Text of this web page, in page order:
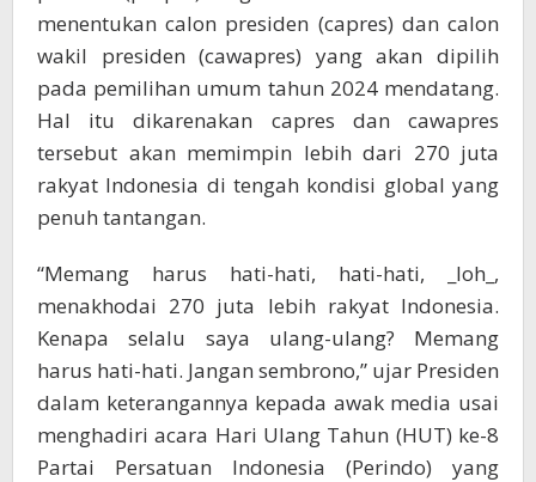
menentukan calon presiden (capres) dan calon
wakil presiden (cawapres) yang akan dipilih
pada pemilihan umum tahun 2024 mendatang.
Hal itu dikarenakan capres dan cawapres
tersebut akan memimpin lebih dari 270 juta
rakyat Indonesia di tengah kondisi global yang
penuh tantangan.
“Memang harus hati-hati, hati-hati, _loh_,
menakhodai 270 juta lebih rakyat Indonesia.
Kenapa selalu saya ulang-ulang? Memang
harus hati-hati. Jangan sembrono,” ujar Presiden
dalam keterangannya kepada awak media usai
menghadiri acara Hari Ulang Tahun (HUT) ke-8
Partai Persatuan Indonesia (Perindo) yang